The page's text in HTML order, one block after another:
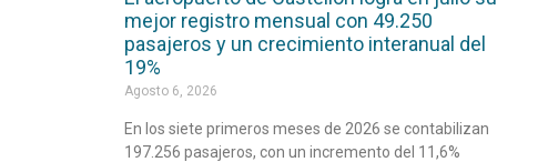
mejor registro mensual con 49.250
pasajeros y un crecimiento interanual del
19%
Agosto 6, 2026
En los siete primeros meses de 2026 se contabilizan
197.256 pasajeros, con un incremento del 11,6%